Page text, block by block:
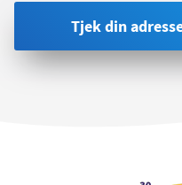
Tjek din